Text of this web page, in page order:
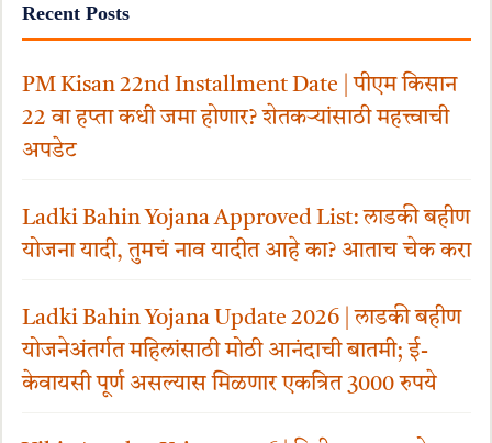
Recent Posts
PM Kisan 22nd Installment Date | पीएम किसान
22 वा हप्ता कधी जमा होणार? शेतकऱ्यांसाठी महत्त्वाची
अपडेट
Ladki Bahin Yojana Approved List: लाडकी बहीण
योजना यादी, तुमचं नाव यादीत आहे का? आताच चेक करा
Ladki Bahin Yojana Update 2026 | लाडकी बहीण
योजनेअंतर्गत महिलांसाठी मोठी आनंदाची बातमी; ई-
केवायसी पूर्ण असल्यास मिळणार एकत्रित 3000 रुपये